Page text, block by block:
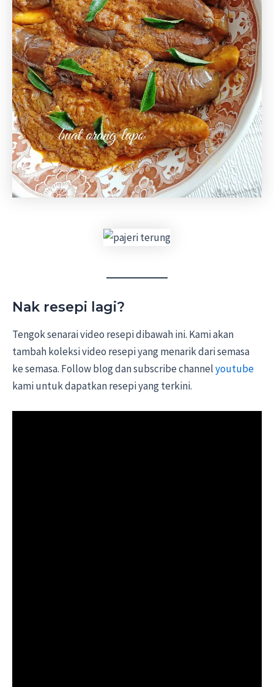
Nak resepi lagi?
Tengok senarai video resepi dibawah ini. Kami akan
tambah koleksi video resepi yang menarik dari semasa
ke semasa. Follow blog dan subscribe channelyoutube
kami untuk dapatkan resepi yang terkini.